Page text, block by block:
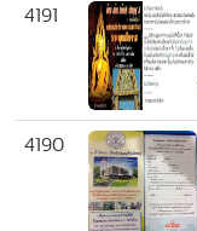
4191
4190